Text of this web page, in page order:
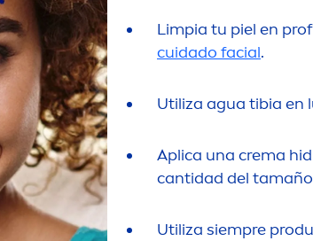
Limpia tu piel en
cuidado facial.
Utiliza agua tibia en
Aplica una crema
cantidad del
Utiliza siempre